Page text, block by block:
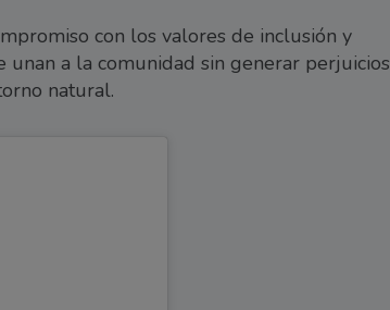
con los valores de inclusión y
a la comunidad sin generar perjuicios
natural.